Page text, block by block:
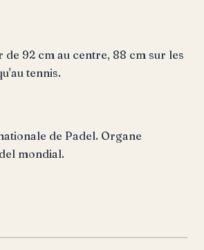
de 92 cm au centre, 88 cm sur les
tennis.
de Padel. Organe
mondial.